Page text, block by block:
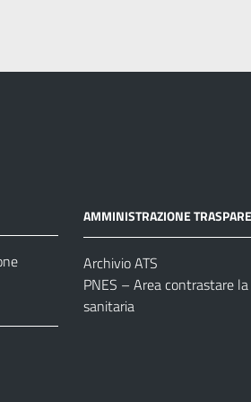
AMMINISTRAZIONE
Archivio ATS
PNES – Area contrastare
sanitaria